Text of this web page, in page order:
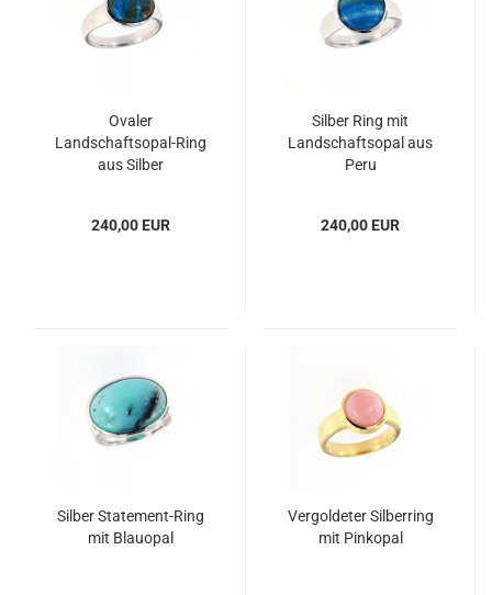
Ovaler
Landschaftsopal-Ring
aus Silber
240,00 EUR
Silber Ring mit
Landschaftsopal aus
Peru
240,00 EUR
Silber Statement-Ring
mit Blauopal
Vergoldeter Silberring
mit Pinkopal